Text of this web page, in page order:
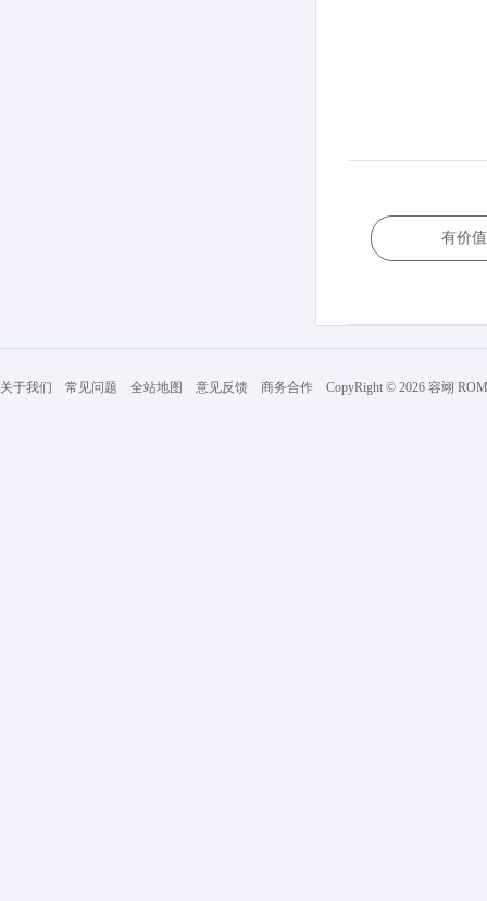
有价值
关于我们 常见问题 全站地图 意见反馈 商务合作 CopyRight © 2026 容翊